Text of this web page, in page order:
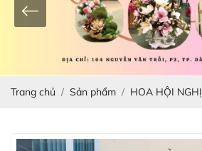
Trang chủ Sản phẩm HOA HỘI NGHỊ